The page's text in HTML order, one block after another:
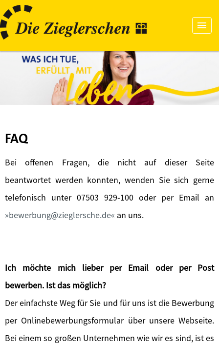
FAQ
Bei offenen Fragen, die nicht auf dieser Seite
beantwortet werden konnten, wenden Sie sich gerne
telefonisch unter 07503 929-100 oder per Email an
bewerbung@zieglersche.de an uns.
Ich möchte mich lieber per Email oder per Post
bewerben. Ist das möglich?
Der einfachste Weg für Sie und für uns ist die Bewerbung
per Onlinebewerbungsformular über unsere Webseite.
Bei einem so großen Unternehmen wie wir es sind, ist es